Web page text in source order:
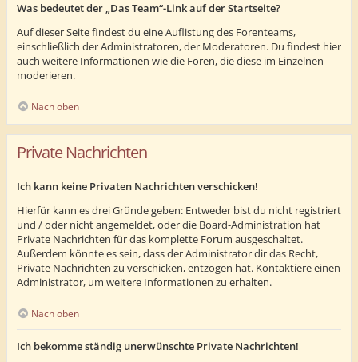
Was bedeutet der „Das Team“-Link auf der Startseite?
Auf dieser Seite findest du eine Auflistung des Forenteams,
einschließlich der Administratoren, der Moderatoren. Du findest hier
auch weitere Informationen wie die Foren, die diese im Einzelnen
moderieren.
Nach oben
Private Nachrichten
Ich kann keine Privaten Nachrichten verschicken!
Hierfür kann es drei Gründe geben: Entweder bist du nicht registriert
und / oder nicht angemeldet, oder die Board-Administration hat
Private Nachrichten für das komplette Forum ausgeschaltet.
Außerdem könnte es sein, dass der Administrator dir das Recht,
Private Nachrichten zu verschicken, entzogen hat. Kontaktiere einen
Administrator, um weitere Informationen zu erhalten.
Nach oben
Ich bekomme ständig unerwünschte Private Nachrichten!